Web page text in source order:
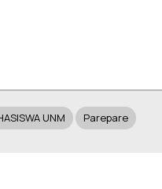
UNM Parepare